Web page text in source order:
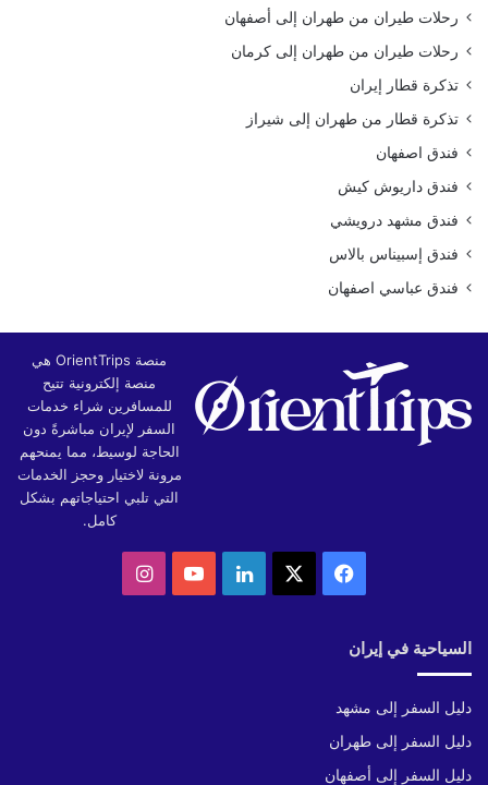
رحلات طيران من طهران إلى أصفهان
رحلات طيران من طهران إلى كرمان
تذكرة قطار إيران
تذكرة قطار من طهران إلى شيراز
فندق اصفهان
فندق داريوش كيش
فندق مشهد درويشي
فندق إسبيناس بالاس
فندق عباسي اصفهان
منصة OrientTrips هي
منصة إلكترونية تتيح
للمسافرين شراء خدمات
السفر لإيران مباشرةً دون
الحاجة لوسيط، مما يمنحهم
مرونة لاختيار وحجز الخدمات
التي تلبي احتياجاتهم بشكل
كامل.
فيسبوك لينكدإن‫YouTubeانستقرام
السياحية في إيران
دليل السفر إلى مشهد
دليل السفر إلى طهران
دليل السفر إلى أصفهان